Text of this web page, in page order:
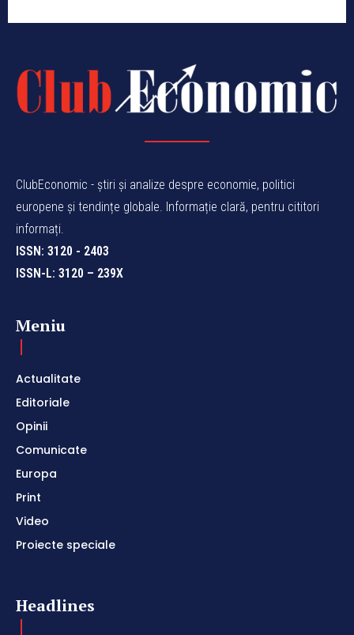
ClubEconomic - știri și analize despre economie, politici
europene și tendințe globale. Informație clară, pentru cititori
informați.
ISSN: 3120 - 2403
ISSN-L: 3120 – 239X
Meniu
Actualitate
Editoriale
Opinii
Comunicate
Europa
Print
Video
Proiecte speciale
Headlines